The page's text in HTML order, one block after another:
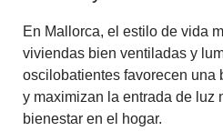
En Mallorca, el estilo de vida
viviendas bien ventiladas y
oscilobatientes favorecen una
y maximizan la entrada de luz
bienestar en el hogar.